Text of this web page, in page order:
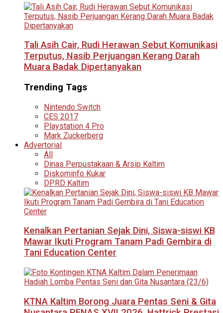
Tali Asih Cair, Rudi Herawan Sebut Komunikasi
Terputus, Nasib Perjuangan Kerang Darah
Muara Badak Dipertanyakan
Trending Tags
Nintendo Switch
CES 2017
Playstation 4 Pro
Mark Zuckerberg
Advertorial
All
Dinas Perpustakaan & Arsip Kaltim
Diskominfo Kukar
DPRD Kaltim
Kenalkan Pertanian Sejak Dini, Siswa-siswi KB
Mawar Ikuti Program Tanam Padi Gembira di
Tani Education Center
KTNA Kaltim Borong Juara Pentas Seni & Gita